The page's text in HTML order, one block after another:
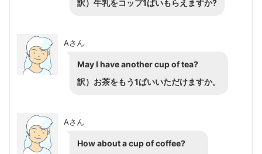
訳）牛乳をコップ1ぱいもらえますか?
Aさん
May I have another cup of tea?
訳）お茶をもう1ぱいいただけますか。
Aさん
How about a cup of coffee?